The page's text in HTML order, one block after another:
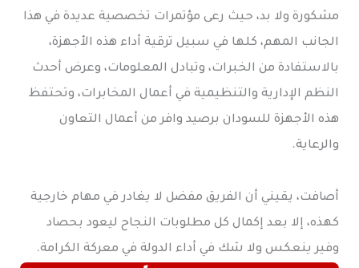
مشكورة ولا بد، حيث رعى مؤتمرات تخصصية عديدة في هذا
الجانب المهم، كلها في سبيل ترقية أداء هذه الأجهزة،
بالاستفادة من الخبرات، وتبادل المعلومات، وعرض أحدث
النظم الإدارية والتنظيمية في أعمال المخابرات، وتحتفظ
هذه الأجهزة للسودان برصيد وافر من أعمال التعاون
والرعاية.
أصافت، يقيني أن الفريق مفضل لا يغادر في مهام خارجية
كهذه، إلا بعد إكمال كل مطلوبات النجاح ليعود بحصاد
وفير ينعكس ولا شك في أداء الدولة في معركة الكرامة.